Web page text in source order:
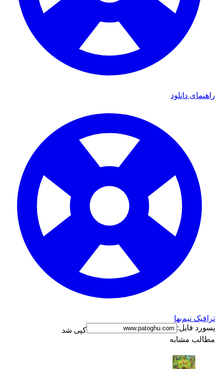
راهنمای دانلود
ترافیک نیم‌بها
پسورد فایل:
کپی شد
مطالب مشابه